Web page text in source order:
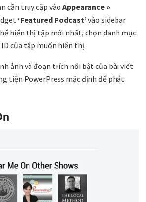
cần truy cập vào Appearance »
‘Featured Podcast’ vào sidebar
hiển thị tập mới nhất, chọn danh mục
của tập muốn hiển thị.
ảnh và đoạn trích nổi bật của bài viết
tiện PowerPress mặc định để phát